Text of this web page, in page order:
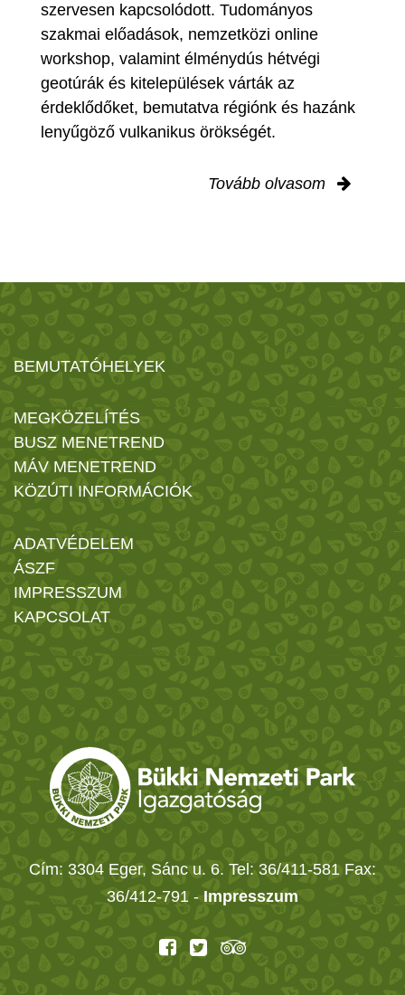
szervesen kapcsolódott. Tudományos
szakmai előadások, nemzetközi online
workshop, valamint élménydús hétvégi
geotúrák és kitelepülések várták az
érdeklődőket, bemutatva régiónk és hazánk
lenyűgöző vulkanikus örökségét.
Tovább olvasom
BEMUTATÓHELYEK
MEGKÖZELÍTÉS
BUSZ MENETREND
MÁV MENETREND
KÖZÚTI INFORMÁCIÓK
ADATVÉDELEM
ÁSZF
IMPRESSZUM
KAPCSOLAT
Cím: 3304 Eger, Sánc u. 6. Tel: 36/411-581 Fax:
36/412-791 - Impresszum